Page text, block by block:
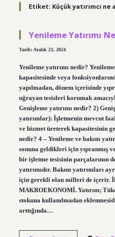
Etiket: Küçük yatırımcı ne
Yenileme Yatırımı
Tarih: Aralık 23, 2024
Yenileme yatırımı nedir?
kapasitesinde veya
yapılmadan, dönem içerisinde
uğrayan tesisleri korumak
Genişleme yatırımı nedir? 2)
yatırımlar): İşletmenin mevcut
ve hizmet üreterek kapasitesinin
nedir? 4 – Yenileme ve bakım
sonuna geldikleri için yıpranmış
bir işletme tesisinin parçalarının
yatırımıdır. Bakım yatırımları
için gerekli olan milleri de içerir.
MAKROEKONOMİ. Yatırım;
stokuna kullanılmadan
arttığında…